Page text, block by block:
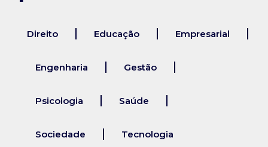
Direito Educação Empresarial
Engenharia Gestão
Psicologia Saúde
Sociedade Tecnologia